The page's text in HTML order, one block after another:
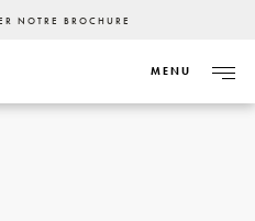
NOTRE BROCHURE
MENU